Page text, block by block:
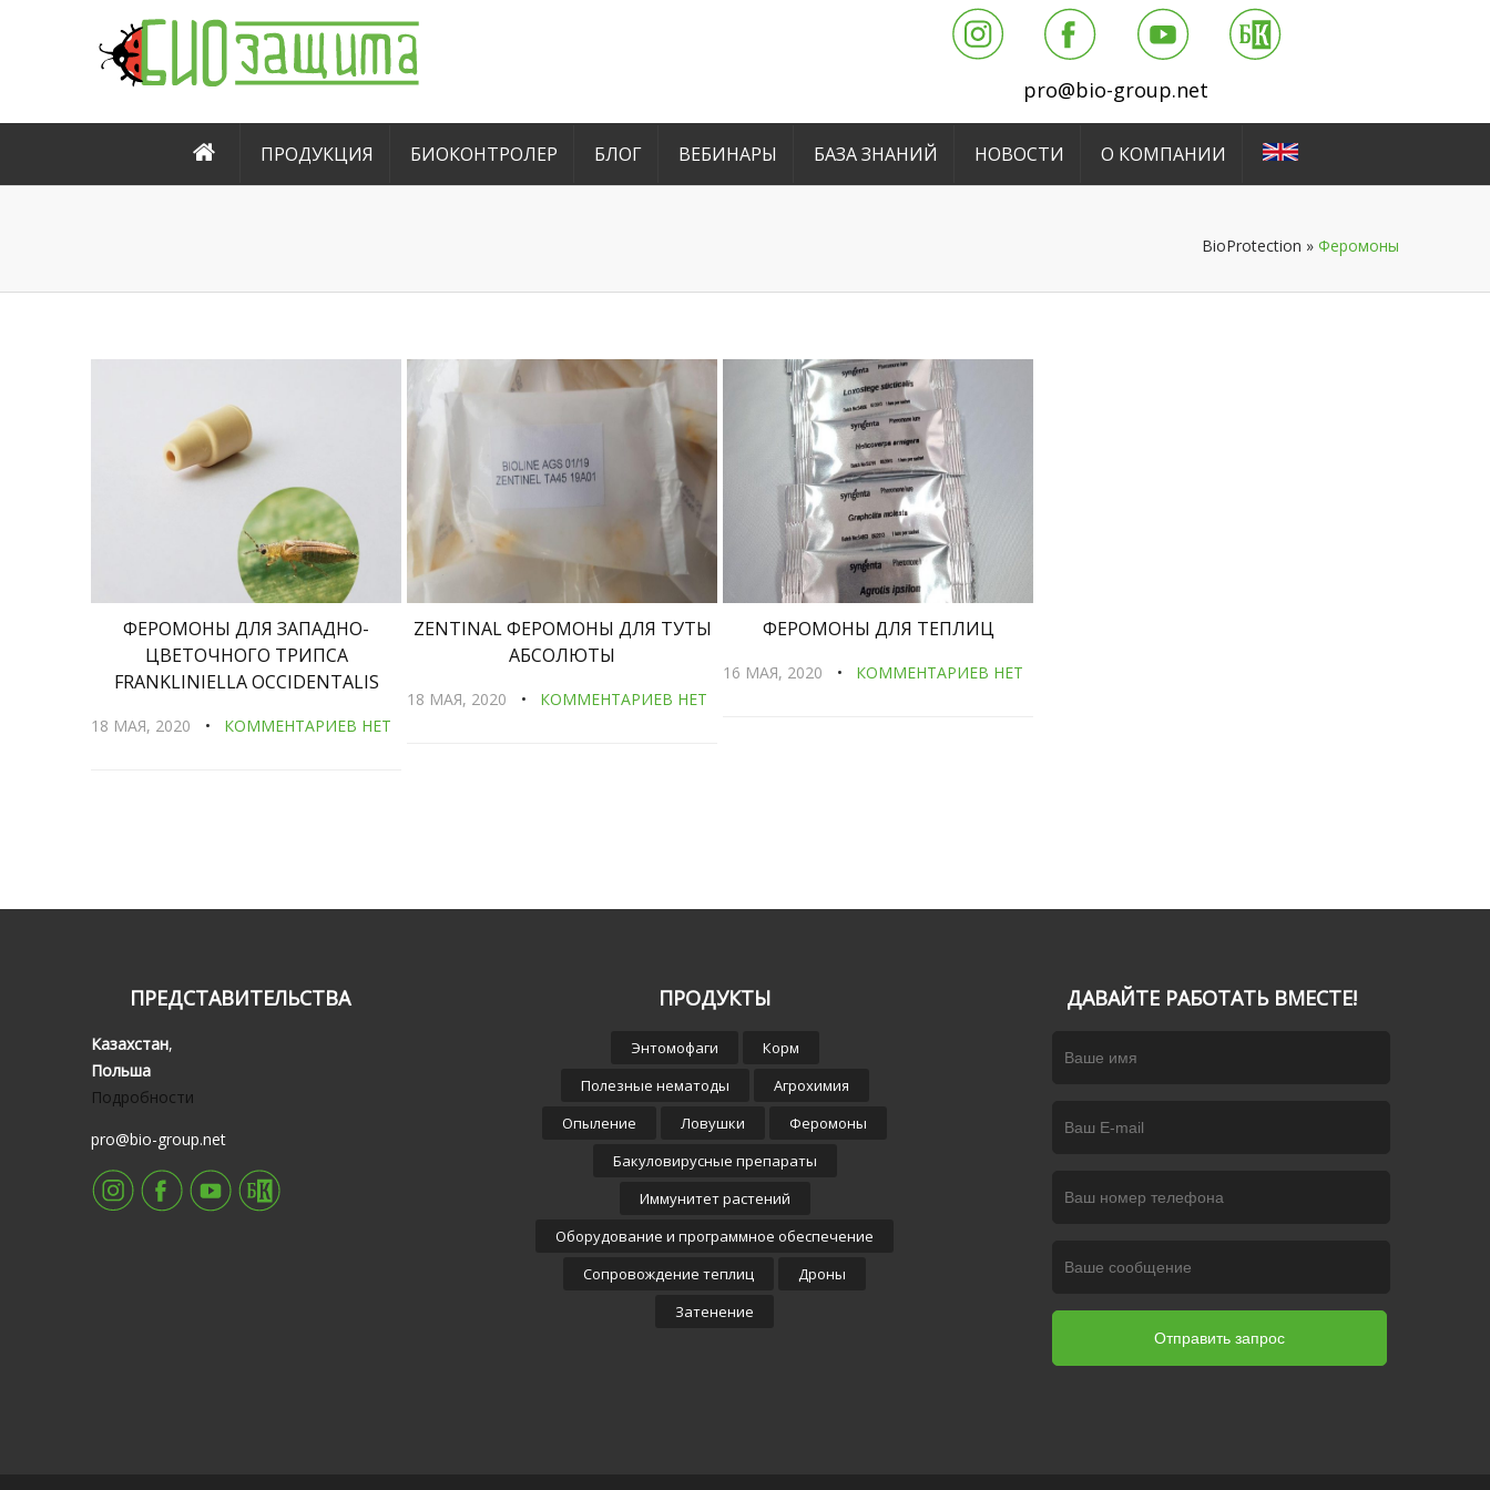
pro@bio-group.net
ПРОДУКЦИЯ БИОКОНТРОЛЕР БЛОГ ВЕБИНАРЫ БАЗА ЗНАНИЙ НОВОСТИ О КОМПАНИИ
BioProtection » Феромоны
ФЕРОМОНЫ ДЛЯ ЗАПАДНО-
ЦВЕТОЧНОГО ТРИПСА
FRANKLINIELLA OCCIDENTALIS
18 МАЯ, 2020 КОММЕНТАРИЕВ НЕТ
ZENTINAL ФЕРОМОНЫ ДЛЯ ТУТЫ
АБСОЛЮТЫ
18 МАЯ, 2020 КОММЕНТАРИЕВ НЕТ
ФЕРОМОНЫ ДЛЯ ТЕПЛИЦ
16 МАЯ, 2020 КОММЕНТАРИЕВ НЕТ
ПРЕДСТАВИТЕЛЬСТВА
Казахстан,
Польша
Подробности
pro@bio-group.net
ПРОДУКТЫ
Энтомофаги
Корм
Полезные нематоды
Агрохимия
Опыление
Ловушки
Феромоны
Бакуловирусные препараты
Иммунитет растений
Оборудование и программное обеспечение
Сопровождение теплиц
Дроны
Затенение
ДАВАЙТЕ РАБОТАТЬ ВМЕСТЕ!